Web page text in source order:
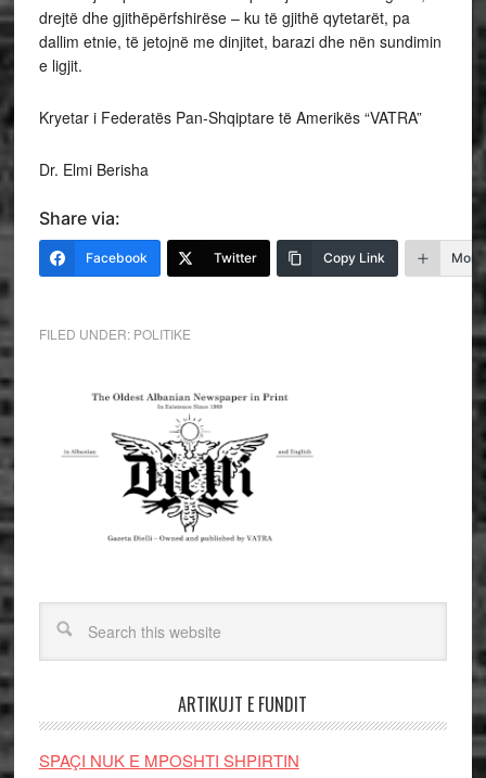
drejtë dhe gjithëpërfshirëse – ku të gjithë qytetarët, pa
dallim etnie, të jetojnë me dinjitet, barazi dhe nën sundimin
e ligjit.
Kryetar i Federatës Pan-Shqiptare të Amerikës “VATRA”
Dr. Elmi Berisha
Share via:
Facebook Twitter Copy Link More
FILED UNDER: POLITIKE
ARTIKUJT E FUNDIT
SPAÇI NUK E MPOSHTI SHPIRTIN